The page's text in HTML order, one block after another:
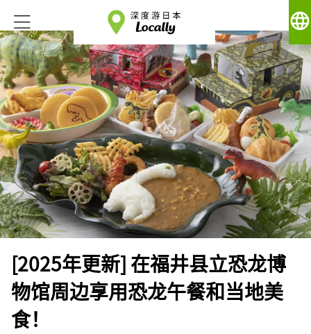
language
[2025年更新] 在福井县立恐龙博
物馆周边享用恐龙午餐和当地美
食！